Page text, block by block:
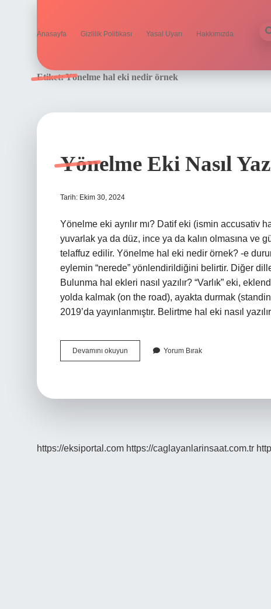
Anasayfa Gizlilik Politikası Yasal Uyarı Hakkımızda
Etiket:Yönelme hal eki nedir örnek
Yönelme Eki Nasıl
Tarih: Ekim 30, 2024
Yönelme eki ayrılır mı? Datif eki (ismin accusativ
yuvarlak ya da düz, ince ya da kalın olmasına ve
telaffuz edilir. Yönelme hal eki nedir örnek? -e
eylemin “nerede” yönlendirildiğini belirtir. Diğer
Bulunma hal ekleri nasıl yazılır? “Varlık” eki,
yolda kalmak (on the road), ayakta durmak
2019’da yayınlanmıştır. Belirtme hal eki nasıl
Devamını okuyun Yönelme
Eki
Yorum Bırak
https://eksiportal.com https://caglayanlarinsaat.com.tr